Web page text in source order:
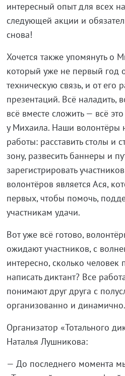
интересный опыт для всех
следующей акции и
снова!
Хочется также упомянуть о
который уже не первый год
техническую связь, и от его
презентаций. Всё наладить,
всё вместе сложить — всё
у Михаила. Наши волонтёры
работы: расставить столы и
зону, развесить баннеры и
зарегистрировать
волонтёров является Ася,
первых, чтобы помочь,
участникам удачи.
Вот уже всё готово,
ожидают участников, с
интересно, сколько человек
написать диктант? Все
понимают друг друга с
организованно и динамично.
Организатор «Тотального
Наталья Лушникова:
— До последнего момента